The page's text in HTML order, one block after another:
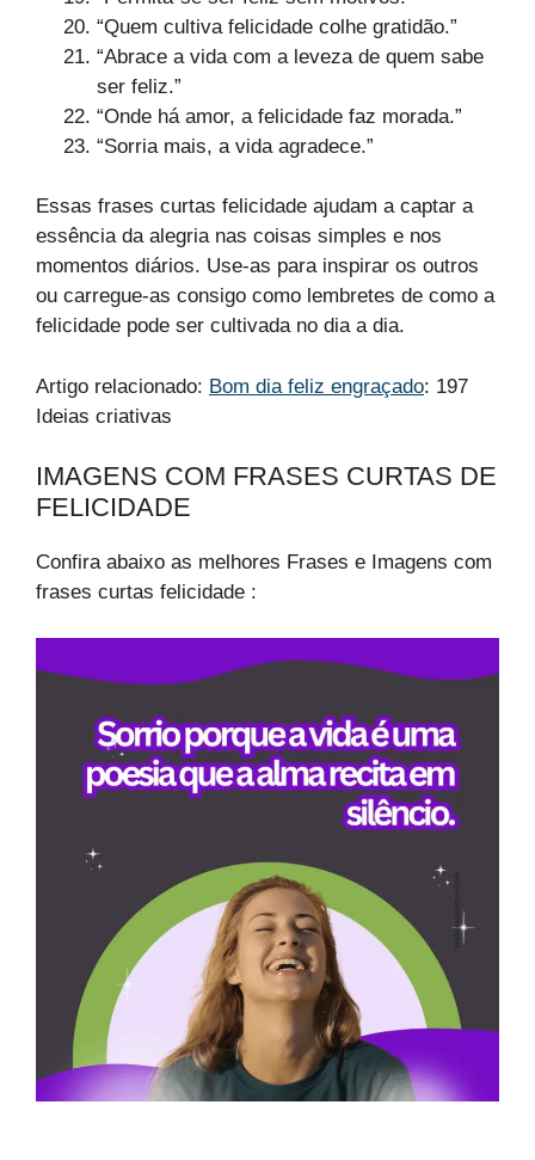
“Quem cultiva felicidade colhe gratidão.”
“Abrace a vida com a leveza de quem sabe
ser feliz.”
“Onde há amor, a felicidade faz morada.”
“Sorria mais, a vida agradece.”
Essas frases curtas felicidade ajudam a captar a
essência da alegria nas coisas simples e nos
momentos diários. Use-as para inspirar os outros
ou carregue-as consigo como lembretes de como a
felicidade pode ser cultivada no dia a dia.
Artigo relacionado: Bom dia feliz engraçado: 197
Ideias criativas
IMAGENS COM FRASES CURTAS DE
FELICIDADE​
Confira abaixo as melhores Frases e Imagens com
frases curtas felicidade​ :